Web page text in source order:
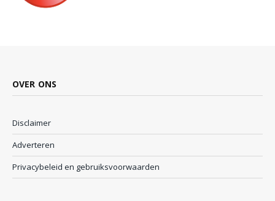
OVER ONS
Disclaimer
Adverteren
Privacybeleid en gebruiksvoorwaarden